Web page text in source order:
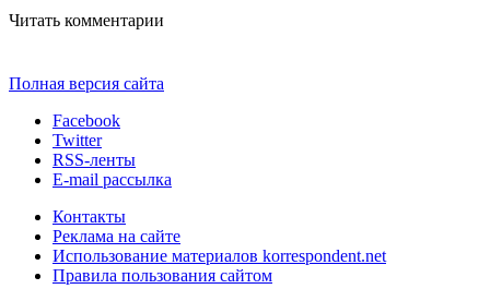
Читать комментарии
Полная версия сайта
Facebook
Twitter
RSS-ленты
E-mail рассылка
Контакты
Реклама на сайте
Использование материалов korrespondent.net
Правила пользования сайтом